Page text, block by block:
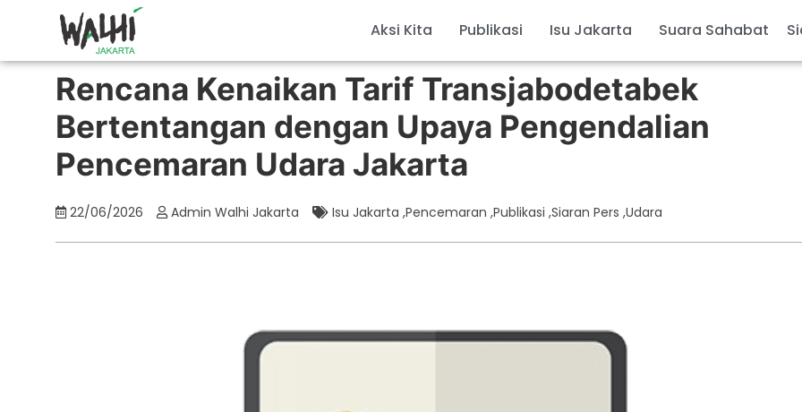
Aksi Kita Publikasi Isu Jakarta Suara Sahabat
Rencana Kenaikan Tarif Transjabodetabek
Bertentangan dengan Upaya Pengendalian
Pencemaran Udara Jakarta
22/06/2026 Admin Walhi Jakarta Isu Jakarta ,Pencemaran ,Publikasi ,Siaran Pers ,Udara